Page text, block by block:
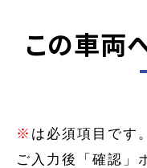
この車両
※ は必須項目です。
ご入力後「確認」